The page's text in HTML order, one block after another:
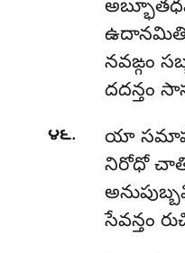
ఉదానమితి
నవఙ్గం
దదన్తం
౪౬. యా
నిరోధో
సేవన్తం